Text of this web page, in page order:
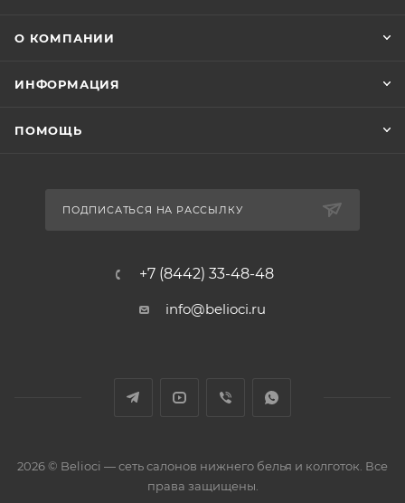
О КОМПАНИИ
ИНФОРМАЦИЯ
ПОМОЩЬ
ПОДПИСАТЬСЯ НА РАССЫЛКУ
+7 (8442) 33-48-48
info@belioci.ru
2026 © Belioci — сеть салонов нижнего белья и колготок. Все
права защищены.